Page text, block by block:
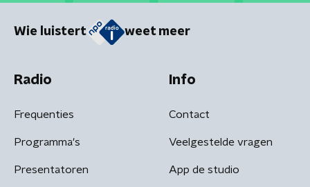
Wie luistert weet meer
Radio
Frequenties
Programma's
Presentatoren
Info
Contact
Veelgestelde vragen
App de studio